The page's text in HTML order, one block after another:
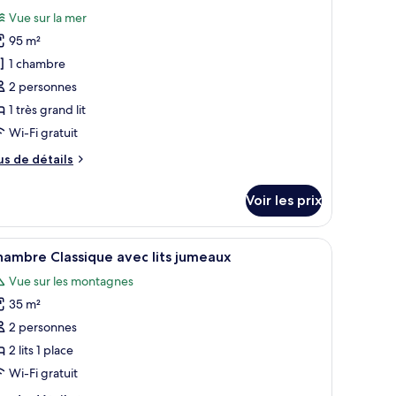
:
Vue sur la mer
95 m²
1 chambre
2 personnes
1 très grand lit
Wi-Fi gratuit
de détails
Voir les prix
bordée d’une végétation luxuriante et d’un bâtiment moderne doté de
Une piscine entourée de chaises longues,
8 Classique avec lits jumeaux
Vue sur les montagnes
35 m²
2 personnes
2 lits 1 place
Wi-Fi gratuit